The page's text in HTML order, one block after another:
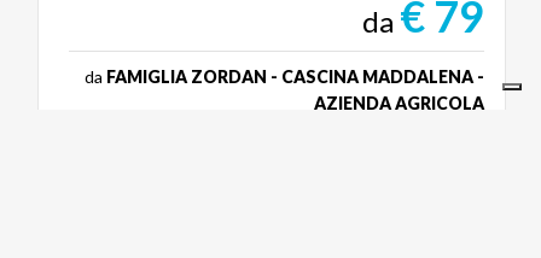
da € 79
da FAMIGLIA ZORDAN - CASCINA MADDALENA -
AZIENDA AGRICOLA